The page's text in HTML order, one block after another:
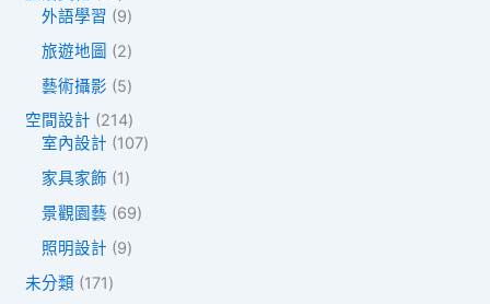
8
產
品
外語學習 99
產
品
旅遊地圖 22
產
品
藝術攝影 55
產
品
空間設計 2142
1
個
產
室內設計 1071
家具家飾 11
產
品
景觀園藝 696
照明設計 99
未分類 1711